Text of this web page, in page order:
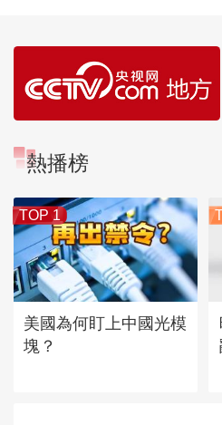
熱播榜
TOP 1
美國為何盯上中國光模
塊？